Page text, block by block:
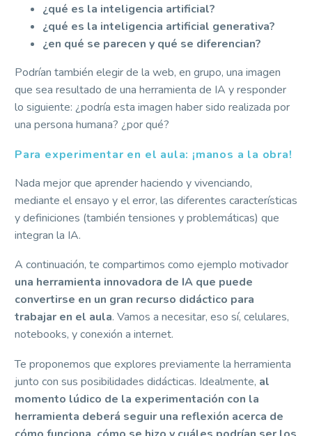
¿qué es la inteligencia artificial?
¿qué es la inteligencia artificial generativa?
¿en qué se parecen y qué se diferencian?
Podrían también elegir de la web, en grupo, una imagen
que sea resultado de una herramienta de IA y responder
lo siguiente: ¿podría esta imagen haber sido realizada por
una persona humana? ¿por qué?
Para experimentar en el aula: ¡manos a la obra!
Nada mejor que aprender haciendo y vivenciando,
mediante el ensayo y el error, las diferentes características
y definiciones (también tensiones y problemáticas) que
integran la IA.
A continuación, te compartimos como ejemplo motivador
una herramienta innovadora de IA que puede
convertirse en un gran recurso didáctico para
trabajar en el aula. Vamos a necesitar, eso sí, celulares,
notebooks, y conexión a internet.
Te proponemos que explores previamente la herramienta
junto con sus posibilidades didácticas. Idealmente, al
momento lúdico de la experimentación con la
herramienta deberá seguir una reflexión acerca de